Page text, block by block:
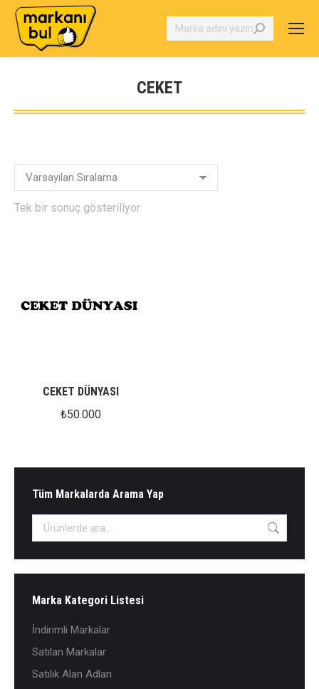
Search:
CEKET
You are here:
Tek bir sonuç gösteriliyor
CEKET DÜNYASI
₺50.000
Tüm Markalarda Arama Yap
Marka Kategori Listesi
İndirimli Markalar
Satılan Markalar
Satılık Alan Adları